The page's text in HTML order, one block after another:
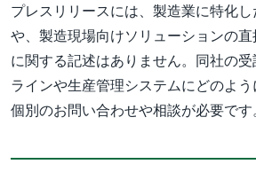
プレスリリースには、製造業に特化
や、製造現場向けソリューションの
に関する記述はありません。同社の
ラインや生産管理システムにどのよう
個別のお問い合わせや相談が必要です。